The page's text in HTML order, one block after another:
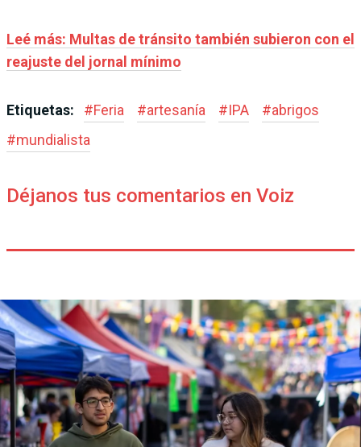
Leé más: Multas de tránsito también subieron con el
reajuste del jornal mínimo
Etiquetas: #Feria #artesanía #IPA #abrigos
#mundialista
Déjanos tus comentarios en Voiz